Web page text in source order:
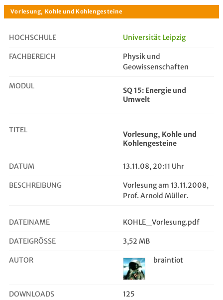
Vorlesung, Kohle und Kohlengesteine
HOCHSCHULE Universität Leipzig
FACHBEREICH
Physik und
Geowissenschaften
MODUL
SQ 15: Energie und
Umwelt
TITEL
Vorlesung, Kohle und
Kohlengesteine
DATUM 13.11.08, 20:11 Uhr
BESCHREIBUNG
Vorlesung am 13.11.2008,
Prof. Arnold Müller.
DATEINAME KOHLE_Vorlesung.pdf
DATEIGRÖSSE 3,52 MB
AUTOR braintiot
DOWNLOADS 125